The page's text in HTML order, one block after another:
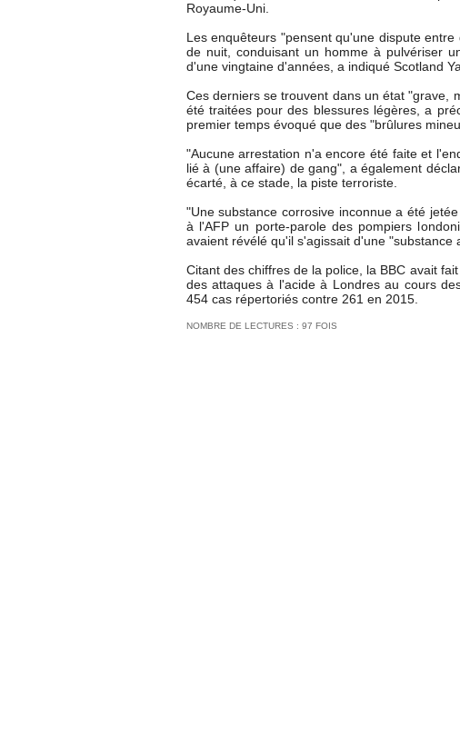
Royaume-Uni.
Les enquêteurs "pensent qu'une dispute
de nuit, conduisant un homme à pulvériser
d'une vingtaine d'années, a indiqué Scotland
Ces derniers se trouvent dans un état "grave,
été traitées pour des blessures légères, a
premier temps évoqué que des "brûlures
"Aucune arrestation n'a encore été faite et
lié à (une affaire) de gang", a également
écarté, à ce stade, la piste terroriste.
"Une substance corrosive inconnue a été
à l'AFP un porte-parole des pompiers
avaient révélé qu'il s'agissait d'une "substance
Citant des chiffres de la police, la BBC avait
des attaques à l'acide à Londres au cours
454 cas répertoriés contre 261 en 2015.
NOMBRE DE LECTURES : 97 FOIS